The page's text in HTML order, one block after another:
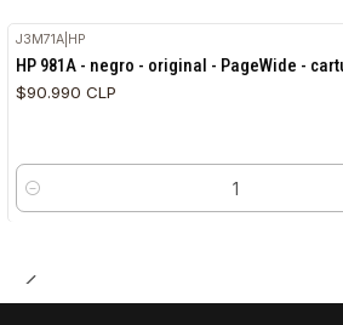
J3M71A HP
HP 981A - negro - original - PageWide -
$90.990 CLP
Cantidad